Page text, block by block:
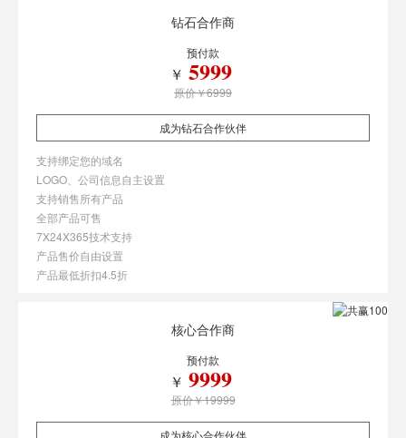
钻石合作商
预付款
￥ 5999
原价￥6999
成为钻石合作伙伴
支持绑定您的域名
LOGO、公司信息自主设置
支持销售所有产品
全部产品可售
7X24X365技术支持
产品售价自由设置
产品最低折扣4.5折
核心合作商
预付款
￥ 9999
原价￥19999
成为核心合作伙伴